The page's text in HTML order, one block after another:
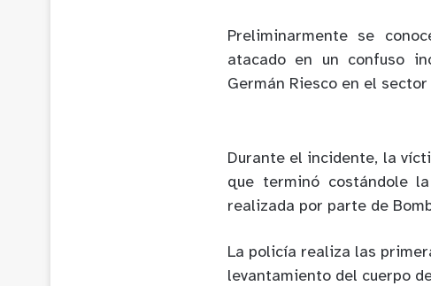
Preliminarmente se
atacado en un confuso
Germán Riesco en el sector
Durante el incidente, la
que terminó costándole
realizada por parte de
La policía realiza las
levantamiento del cuerpo